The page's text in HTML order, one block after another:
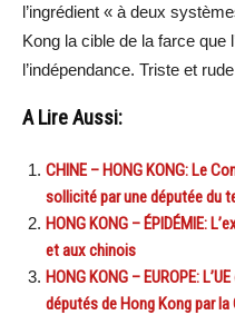
l’ingrédient « à deux
Kong la cible de la farce que
l’indépendance. Triste et
A Lire Aussi:
CHINE – HONG KONG: Le
sollicité par une députée du
HONG KONG – ÉPIDÉMIE:
et aux chinois
HONG KONG – EUROPE:
députés de Hong Kong par la